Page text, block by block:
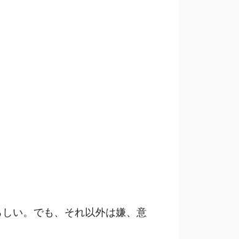
い。でも、それ以外は嫌、意